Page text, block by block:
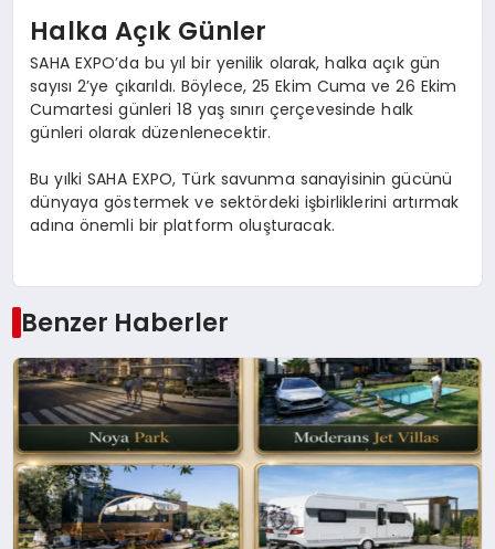
Halka Açık Günler
SAHA EXPO’da bu yıl bir yenilik olarak, halka açık gün
sayısı 2’ye çıkarıldı. Böylece, 25 Ekim Cuma ve 26 Ekim
Cumartesi günleri 18 yaş sınırı çerçevesinde halk
günleri olarak düzenlenecektir.
Bu yılki SAHA EXPO, Türk savunma sanayisinin gücünü
dünyaya göstermek ve sektördeki işbirliklerini artırmak
adına önemli bir platform oluşturacak.
Benzer Haberler